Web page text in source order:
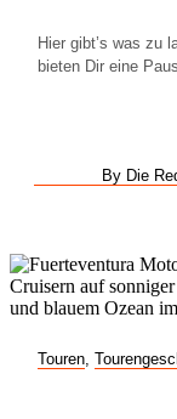
Hier gibt’s was zu
bieten Dir eine
By Die
Touren